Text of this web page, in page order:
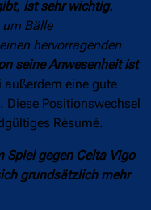
ist sehr wichtig.
um Bälle
hervorragenden
seine Anwesenheit ist
außerdem eine gute
Diese Positionswechsel
Résumé.
Spiel gegen Celta Vigo
grundsätzlich mehr